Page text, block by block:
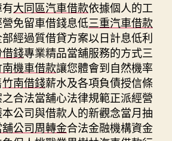
大同區汽車借款依據個人的工
免留車借錢息低三重汽車借款
經過質借貸方案以日計息低利
錢專業精品當舖服務的方式三
機車借款讓您體會到自然機率
竹南借錢薪水及各項負債授信條
合法當舖心法律規範正派經營
公司與借款人的新觀念當月抽
舖公司周轉金合法金融機構資金